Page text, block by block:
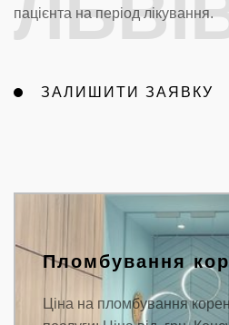
пацієнта на період лікування.
ЗАЛИШИТИ ЗАЯВКУ
Пломбування
Ціна на пломбування